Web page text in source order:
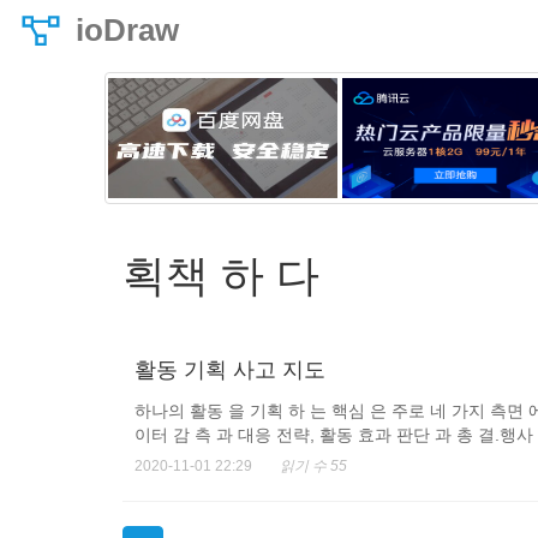
ioDraw
획책 하 다
활동 기획 사고 지도
하나의 활동 을 기획 하 는 핵심 은 주로 네 가지 측면
이터 감 측 과 대응 전략, 활동 효과 판단 과 총 결.행
2020-11-01 22:29 읽기 수 55